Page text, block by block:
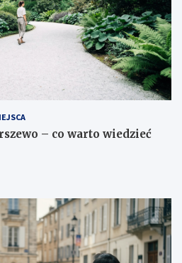
– co warto wiedzieć